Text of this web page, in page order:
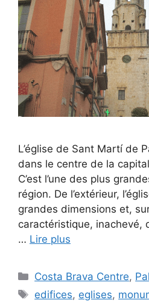
L’église de Sant Martí de
dans le centre de la
C’est l’une des plus
région. De l’extérieur,
grandes dimensions et,
caractéristique, inachevé,
… Lire plus
Catégories
Costa Brava Centre,
Étiquettes
edifices, eglises,